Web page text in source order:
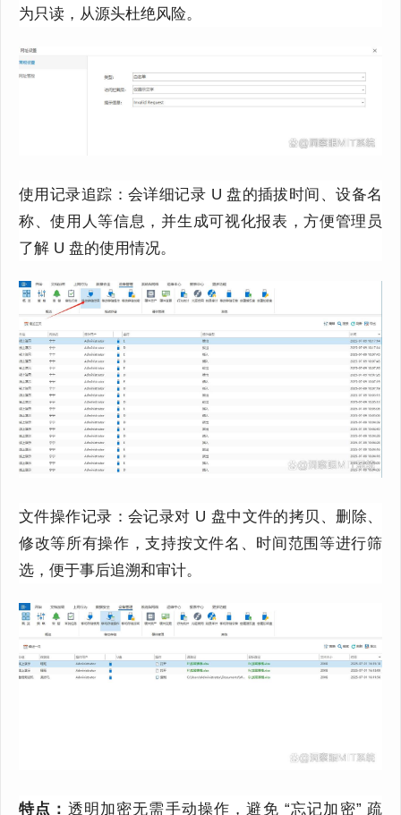
为只读，从源头杜绝风险。
使用记录追踪：会详细记录 U 盘的插拔时间、设备名
称、使用人等信息，并生成可视化报表，方便管理员
了解 U 盘的使用情况。
文件操作记录：会记录对 U 盘中文件的拷贝、删除、
修改等所有操作，支持按文件名、时间范围等进行筛
选，便于事后追溯和审计。
特点： 透明加密无需手动操作，避免 “忘记加密” 疏